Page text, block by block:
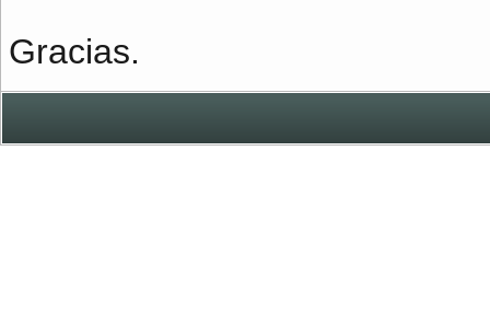
Gracias.